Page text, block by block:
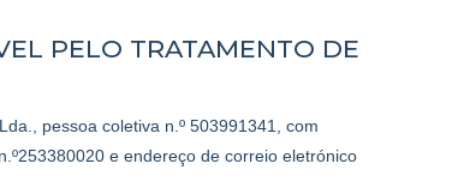
PELO TRATAMENTO DE
pessoa coletiva n.º 503991341, com
e endereço de correio eletrónico